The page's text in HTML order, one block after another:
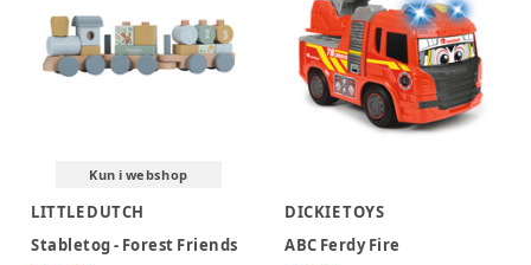
Kun i webshop
LITTLE DUTCH
Stabletog - Forest Friends
DICKIE TOYS
ABC Ferdy Fire